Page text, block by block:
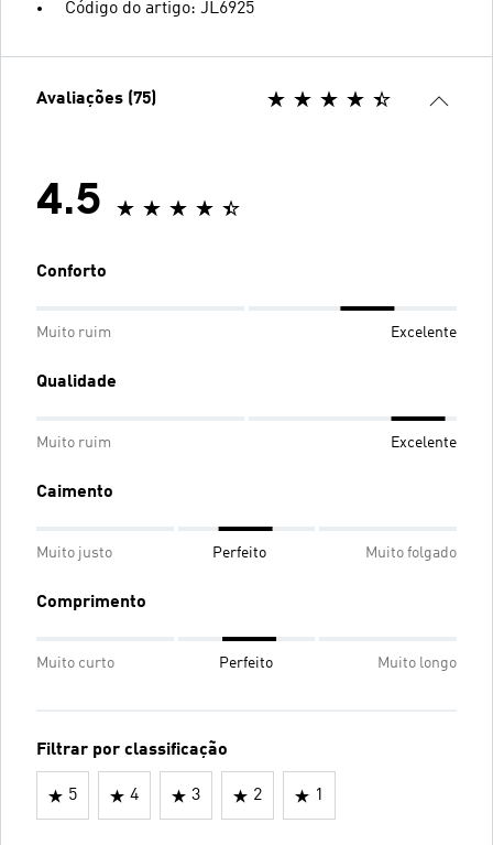
Código do artigo: JL6925
Avaliações (75)
4.5
Conforto
Muito ruim Excelente
Qualidade
Muito ruim Excelente
Caimento
Muito justo Perfeito Muito folgado
Comprimento
Muito curto Perfeito Muito longo
Filtrar por classificação
5 4 3 2 1